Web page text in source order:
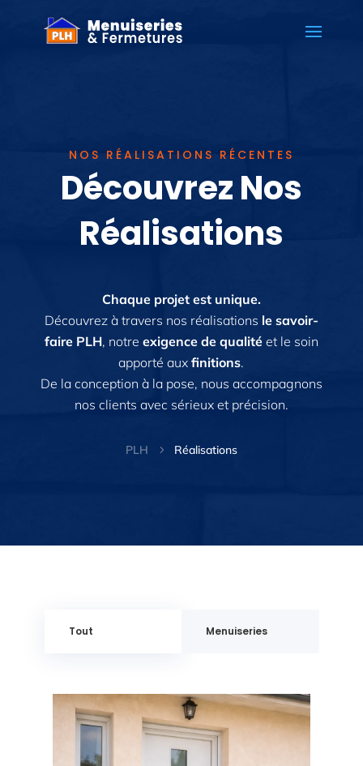
NOS RÉALISATIONS RÉCENTES
Découvrez Nos
Réalisations
Chaque projet est unique.
Découvrez à travers nos réalisations le savoir-
faire PLH, notre exigence de qualitéet le soin
apporté auxfinitions.
De la conception à la pose, nous accompagnons
nos clients avec sérieux et précision.
PLH 5 Réalisations
Tout Menuiseries